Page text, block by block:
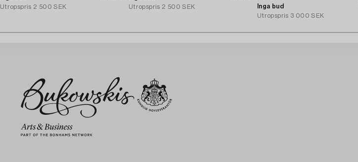
Utropspris 2 500 SEK
Utropspris 2 500 SEK
Inga bud
Utropspris 3 000 SEK